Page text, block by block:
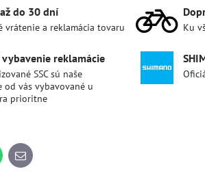
do 30 dní
vrátenie a reklamácia tovaru Ku
reklamácie
SSC sú naše
od vás vybavované u
prioritne
E-
mail